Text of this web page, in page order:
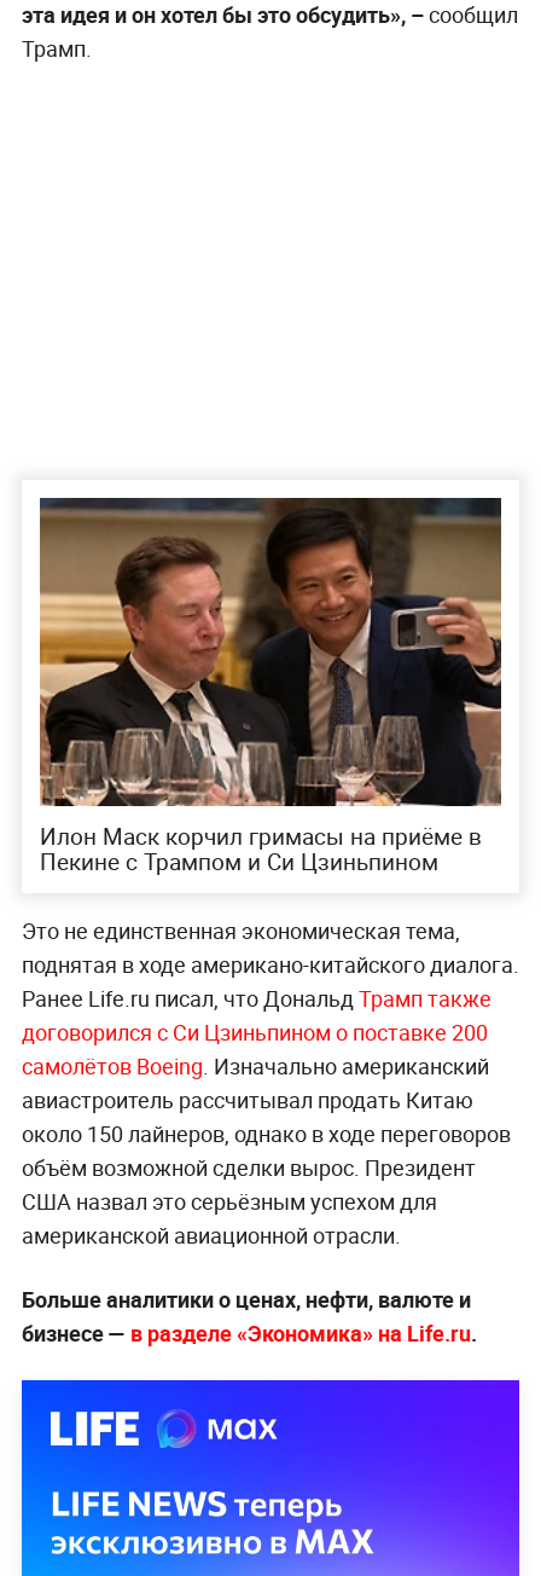
эта идея и он хотел бы это обсудить», –сообщил
Трамп.
Илон Маск корчил гримасы на приёме в
Пекине с Трампом и Си Цзиньпином
Это не единственная экономическая тема,
поднятая в ходе американо-китайского диалога.
Ранее Life.ru писал, что ДональдТрамп также
договорился с Си Цзиньпином о поставке 200
самолётов Boeing. Изначально американский
авиастроитель рассчитывал продать Китаю
около 150 лайнеров, однако в ходе переговоров
объём возможной сделки вырос. Президент
США назвал это серьёзным успехом для
американской авиационной отрасли.
Больше аналитики о ценах, нефти, валюте и
бизнесе — в разделе «Экономика» на Life.ru.